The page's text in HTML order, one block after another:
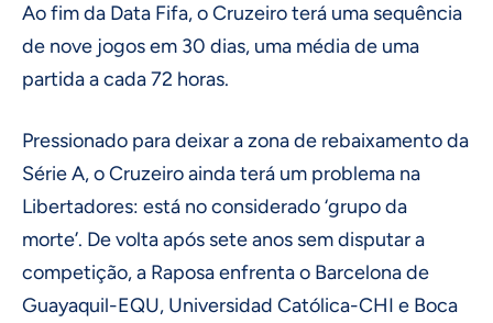
Ao fim da Data Fifa, o Cruzeiro terá uma sequência
de nove jogos em 30 dias, uma média de uma
partida a cada 72 horas.
Pressionado para deixar a zona de rebaixamento da
Série A, o Cruzeiro ainda terá um problema na
Libertadores: está no considerado ‘grupo da
morte’. De volta após sete anos sem disputar a
competição, a Raposa enfrenta o Barcelona de
Guayaquil-EQU, Universidad Católica-CHI e Boca